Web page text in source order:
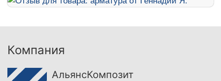
Компания
АльянсКомпозит